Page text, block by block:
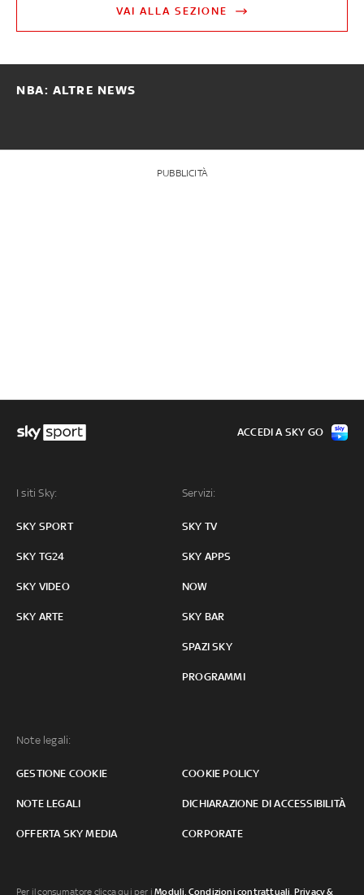
VAI ALLA SEZIONE
NBA: ALTRE NEWS
PUBBLICITÀ
I siti Sky:
SKY SPORT
SKY TG24
SKY VIDEO
SKY ARTE
Servizi:
SKY TV
SKY APPS
NOW
SKY BAR
SPAZI SKY
PROGRAMMI
Note legali:
GESTIONE COOKIE COOKIE POLICY
NOTE LEGALI DICHIARAZIONE DI ACCESSIBILITÀ
OFFERTA SKY MEDIA CORPORATE
ACCEDI A SKY GO
Per il consumatore clicca qui per iModuli, Condizioni contrattuali, Privacy &